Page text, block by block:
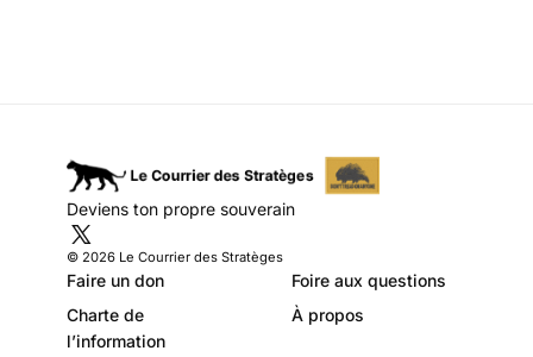
#Macron
pic.twitter.com/CFkq47ht23
— Le DéCaLé????
(@ledecaledu25) August 28,
2022 C’est donc au son de «
Deviens ton propre souverain
© 2026 Le Courrier des Stratèges
Faire un don
Foire aux questions
Charte de
l’information
À propos